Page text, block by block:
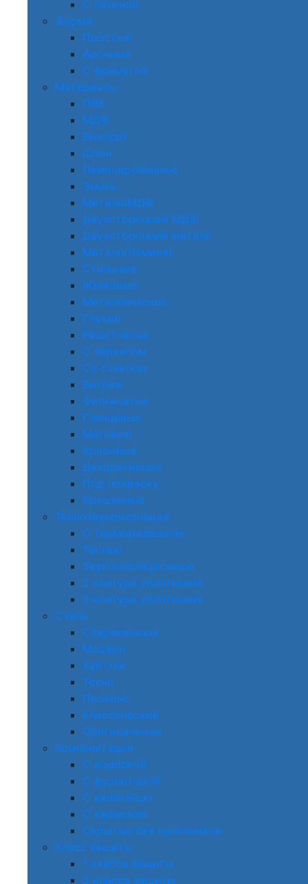
С патиной
Форма
Простые
Арочные
С фрамугой
Материалы
ПВХ
МДФ
Винорит
Шпон
Ламинированные
Эмаль
Металл/МДФ
Двухсторонний МДФ
Двухсторонний металл
Металл/Ламинат
Стальные
Железные
Металлические
Глухие
Решетчатые
С зеркалом
Со стеклом
Витраж
Филенчатые
Глянцевые
Матовые
Красивые
Декоративные
Под покраску
Крашенные
Теплозвукоизоляция
С терморазрывом
Теплые
Звукоизоляционные
2 контура уплотнения
3 контура уплотнения
Стиль
Современные
Модерн
Хай-тек
Техно
Прованс
Классические
Оригинальные
Комплектация
С коробкой
С фурнитурой
С капителью
С карнизом
Скрытые без наличников
Класс защиты
1 класса защиты
2 класса защиты